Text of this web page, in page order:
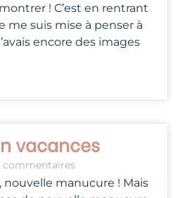
! C’est en rentrant
me suis mise à penser à
encore des images
vacances
commentaires
nouvelle manucure ! Mais